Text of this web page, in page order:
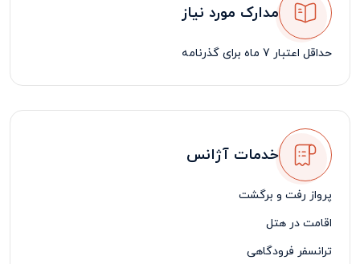
مدارک مورد نیاز
حداقل اعتبار 7 ماه برای گذرنامه
خدمات آژانس
پرواز رفت و برگشت
اقامت در هتل
ترانسفر فرودگاهی